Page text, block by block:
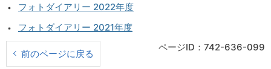
フォトダイアリー 2022年度
フォトダイアリー 2021年度
前のページに戻る
ページID：742-636-099